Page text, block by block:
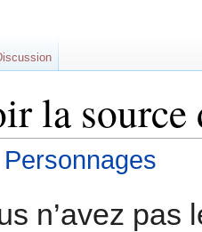
la source
Personnages
n’avez pas